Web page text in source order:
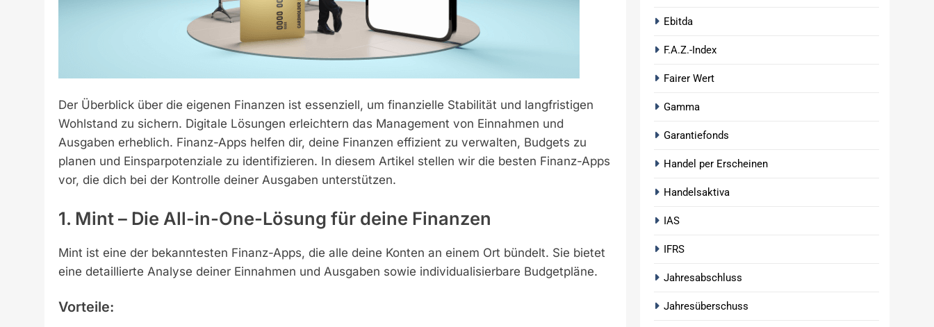
Der Überblick über die eigenen Finanzen ist essenziell, um finanzielle Stabilität und langfristigen
Wohlstand zu sichern. Digitale Lösungen erleichtern das Management von Einnahmen und
Ausgaben erheblich. Finanz-Apps helfen dir, deine Finanzen effizient zu verwalten, Budgets zu
planen und Einsparpotenziale zu identifizieren. In diesem Artikel stellen wir die besten Finanz-Apps
vor, die dich bei der Kontrolle deiner Ausgaben unterstützen.
1. Mint – Die All-in-One-Lösung für deine Finanzen
Mint ist eine der bekanntesten Finanz-Apps, die alle deine Konten an einem Ort bündelt. Sie bietet
eine detaillierte Analyse deiner Einnahmen und Ausgaben sowie individualisierbare Budgetpläne.
Vorteile:
Ebitda
F.A.Z.-Index
Fairer Wert
Gamma
Garantiefonds
Handel per Erscheinen
Handelsaktiva
IAS
IFRS
Jahresabschluss
Jahresüberschuss